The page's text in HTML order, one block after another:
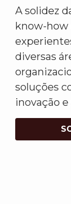
A solidez
know-how
diversas
soluções
inovação